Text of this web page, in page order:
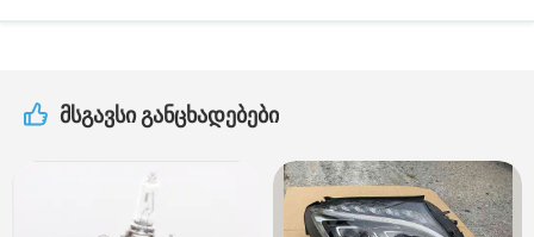
მსგავსი განცხადებები